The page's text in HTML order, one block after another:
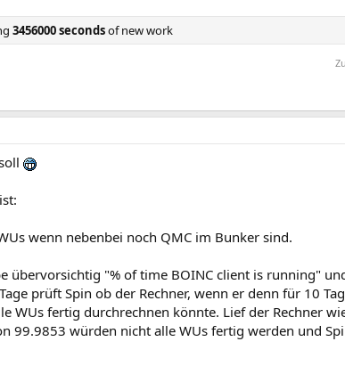
3456000 secondsof new work
wenn nebenbei noch QMC im Bunker sind.
übervorsichtig "% of time BOINC client is running"
prüft Spin ob der Rechner, wenn er denn für 10
WUs fertig durchrechnen könnte. Lief der Rechner
99.9853 würden nicht alle WUs fertig werden und